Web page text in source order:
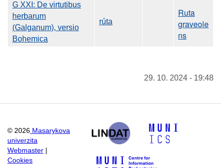
G XXI: De virtutibus
herbarum
(Galganum), versio
Bohemica
rúta
Ruta
graveole
ns
29. 10. 2024 - 19:48
© 2026 Masarykova
univerzita
Webmaster
Cookies